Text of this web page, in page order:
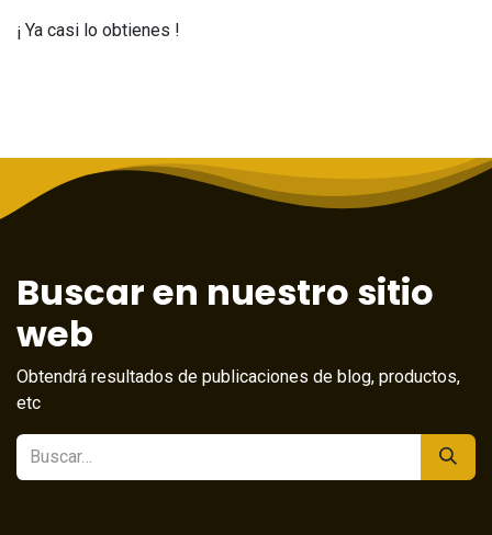
¡ Ya casi lo obtienes !
Buscar en nuestro sitio
web
Obtendrá resultados de publicaciones de blog, productos,
etc